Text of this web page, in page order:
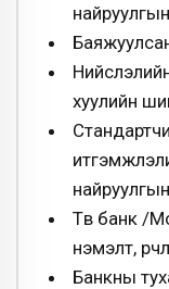
найруулгын
Баяжуулсан
хуулийн
найруулгын
Төв банк /
нэмэлт,
Банкны